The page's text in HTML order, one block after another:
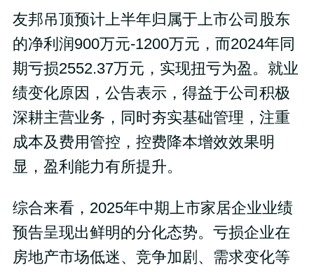
友邦吊顶预计上半年归属于上市公司股东
的净利润900万元-1200万元，而2024年同
期亏损2552.37万元，实现扭亏为盈。就业
绩变化原因，公告表示，得益于公司积极
深耕主营业务，同时夯实基础管理，注重
成本及费用管控，控费降本增效效果明
显，盈利能力有所提升。
综合来看，2025年中期上市家居企业业绩
预告呈现出鲜明的分化态势。亏损企业在
房地产市场低迷、竞争加剧、需求变化等